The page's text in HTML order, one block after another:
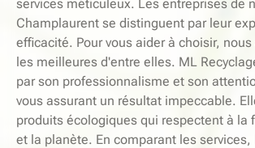
services méticuleux. Les entreprises de
Champlaurent se distinguent par leur
efficacité. Pour vous aider à choisir,
les meilleures d'entre elles. ML
par son professionnalisme et son
vous assurant un résultat impeccable.
produits écologiques qui respectent à la
et la planète. En comparant les